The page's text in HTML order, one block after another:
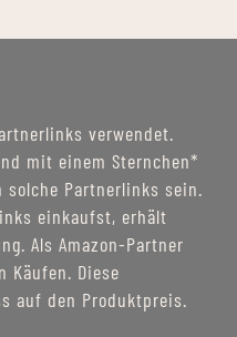
verwendet.
mit einem Sternchen*
solche Partnerlinks sein.
einkaufst, erhält
Als Amazon-Partner
Diese
auf den Produktpreis.